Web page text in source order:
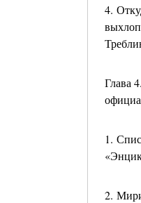
4.
Глава
1.
2.